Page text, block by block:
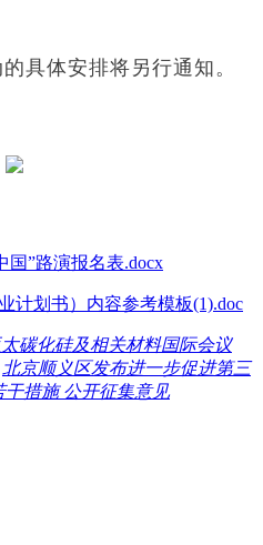
具体安排将另行通知。
国”路演报名表.docx
计划书）内容参考模板(1).doc
碳化硅及相关材料国际会议
北京顺义区发布进一步促进第三
措施 公开征集意见